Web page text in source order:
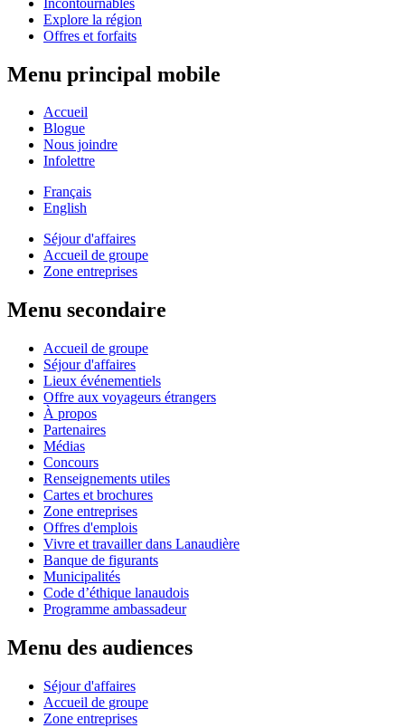
Explore la région
Offres et forfaits
Menu principal mobile
Accueil
Blogue
Nous joindre
Infolettre
Français
English
Séjour d'affaires
Accueil de groupe
Zone entreprises
Menu secondaire
Accueil de groupe
Séjour d'affaires
Lieux événementiels
Offre aux voyageurs étrangers
À propos
Partenaires
Médias
Concours
Renseignements utiles
Cartes et brochures
Zone entreprises
Offres d'emplois
Vivre et travailler dans Lanaudière
Banque de figurants
Municipalités
Code d’éthique lanaudois
Programme ambassadeur
Menu des audiences
Séjour d'affaires
Accueil de groupe
Zone entreprises